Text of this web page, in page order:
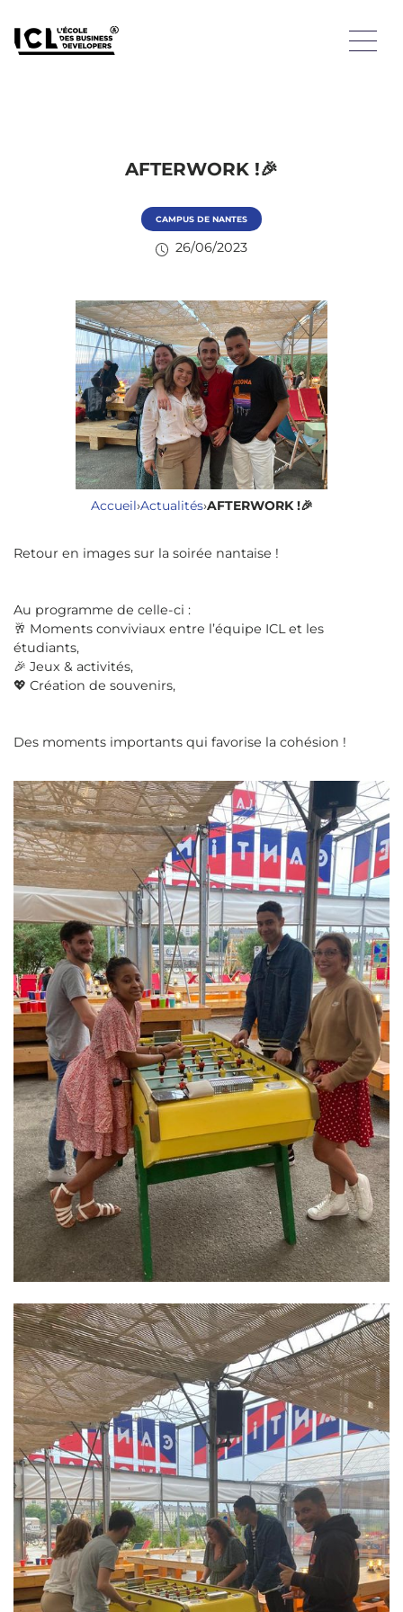
AFTERWORK !🎉
CAMPUS DE NANTES
26/06/2023
Accueil›Actualités›AFTERWORK !🎉
Retour en images sur la soirée nantaise !
Au programme de celle-ci :
🥂 Moments conviviaux entre l’équipe ICL et les
étudiants,
🎉 Jeux & activités,
💖 Création de souvenirs,
Des moments importants qui favorise la cohésion !